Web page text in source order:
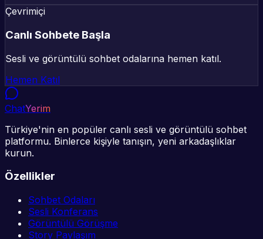
Çevrimiçi
Canlı Sohbete Başla
Sesli ve görüntülü sohbet odalarına hemen katıl.
Hemen Katıl
ChatYerim
Türkiye'nin en popüler canlı sesli ve görüntülü sohbet
platformu. Binlerce kişiyle tanışın, yeni arkadaşlıklar
kurun.
Özellikler
Sohbet Odaları
Sesli Konferans
Görüntülü Görüşme
Story Paylaşım